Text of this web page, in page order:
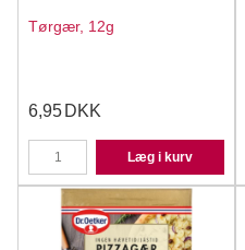
Tørgær, 12g
6,95 DKK
Læg i kurv